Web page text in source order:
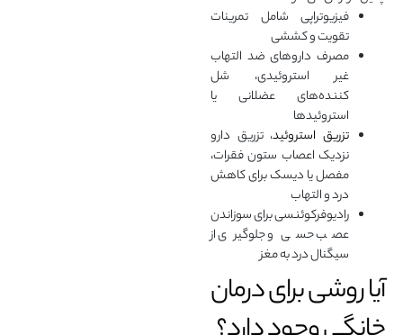
فیزیوتراپی شامل تمرینات
تقویت و کششی
مصرف داروهای ضد التهاب
غیر استروئیدی، شل
کننده‌های عضلانی یا
استروئیدها
تزریق استروئید، تزریق دارو
نزدیک اعصاب ستون فقرات،
مفصل یا دیسک برای کاهش
درد و التهاب
رادیوفرکوئنسی برای سوزاندن
عصب حسی و جلوگیری از
سیگنال درد به مغز
آیا روشی برای درمان